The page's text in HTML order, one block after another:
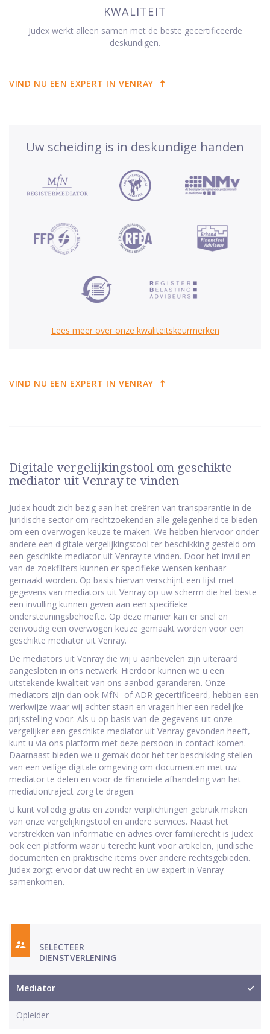
KWALITEIT
Judex werkt alleen samen met de beste gecertificeerde
deskundigen.
VIND NU EEN EXPERT IN VENRAY
Uw scheiding is in deskundige handen
Lees meer over onze kwaliteitskeurmerken
VIND NU EEN EXPERT IN VENRAY
Digitale vergelijkingstool om geschikte
mediator uit Venray te vinden
Judex houdt zich bezig aan het creëren van transparantie in de
juridische sector om rechtzoekenden alle gelegenheid te bieden
om een overwogen keuze te maken. We hebben hiervoor onder
andere een digitale vergelijkingstool ter beschikking gesteld om
een geschikte mediator uit Venray te vinden. Door het invullen
van de zoekfilters kunnen er specifieke wensen kenbaar
gemaakt worden. Op basis hiervan verschijnt een lijst met
gegevens van mediators uit Venray op uw scherm die het beste
een invulling kunnen geven aan een specifieke
ondersteuningsbehoefte. Op deze manier kan er snel en
eenvoudig een overwogen keuze gemaakt worden voor een
geschikte mediator uit Venray.
De mediators uit Venray die wij u aanbevelen zijn uiteraard
aangesloten in ons netwerk. Hierdoor kunnen we u een
uitstekende kwaliteit van ons aanbod garanderen. Onze
mediators zijn dan ook MfN- of ADR gecertificeerd, hebben een
werkwijze waar wij achter staan en vragen hier een redelijke
prijsstelling voor. Als u op basis van de gegevens uit onze
vergelijker een geschikte mediator uit Venray gevonden heeft,
kunt u via ons platform met deze persoon in contact komen.
Daarnaast bieden we u gemak door het ter beschikking stellen
van een veilige digitale omgeving om documenten met uw
mediator te delen en voor de financiële afhandeling van het
mediationtraject zorg te dragen.
U kunt volledig gratis en zonder verplichtingen gebruik maken
van onze vergelijkingstool en andere services. Naast het
verstrekken van informatie en advies over familierecht is Judex
ook een platform waar u terecht kunt voor artikelen, juridische
documenten en praktische items over andere rechtsgebieden.
Judex zorgt ervoor dat uw recht en uw expert in Venray
samenkomen.
SELECTEER
DIENSTVERLENING
Mediator
Opleider